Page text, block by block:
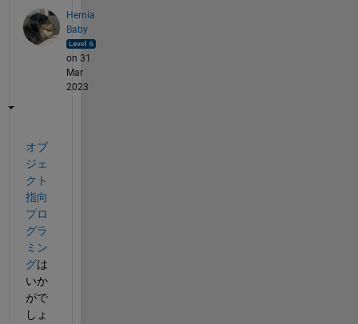
Hernia
Baby
on 31
Mar
2023
オブ
ジェ
クト
指向
プロ
グラ
ミン
グは
いか
がで
しょ